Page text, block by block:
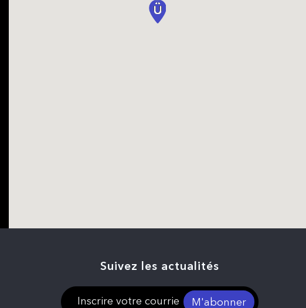
Suivez les actualités
M'abonner